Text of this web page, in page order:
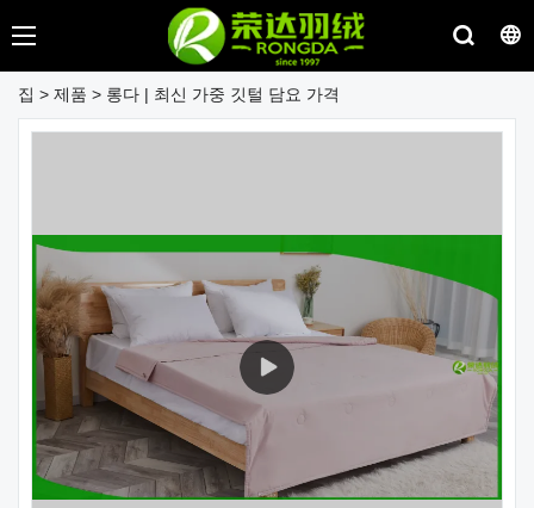
집 > 제품 > 롱다 | 최신 가중 깃털 담요 가격